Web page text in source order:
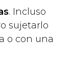
. Incluso
sujetarlo
o con una